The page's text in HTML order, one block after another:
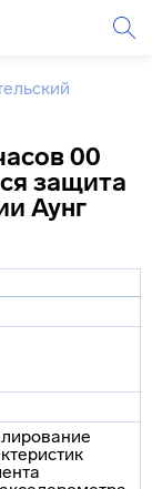
00
защита
Аунг